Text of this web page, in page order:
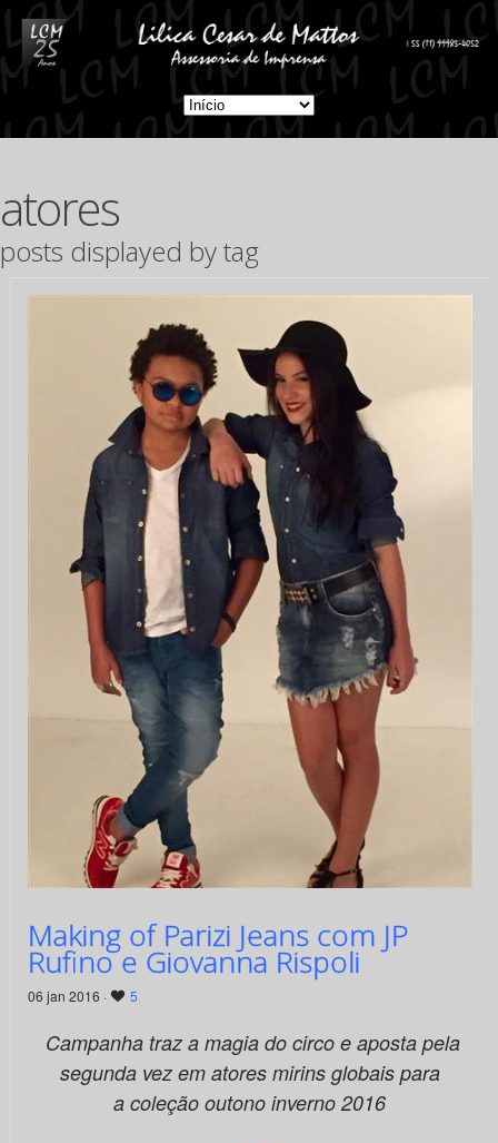
atores
posts displayed by tag
Making of Parizi Jeans com JP
Rufino e Giovanna Rispoli
06 jan 2016 · 5
Campanha traz a magia do circo e aposta pela
segunda vez em atores mirins globais para
acoleção outono inverno 2016